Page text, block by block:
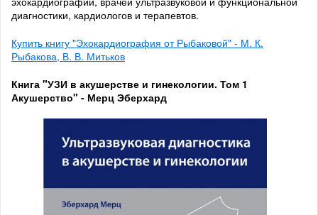
диагностики, кардиологов и терапевтов.
Купить книгу "Эхокардиография от Рыбаковой" - М. К.
Рыбакова, В. В. Митьков
Книга "УЗИ в акушерстве и гинекологии. Том 1
Акушерство" - Мерц Эберхард